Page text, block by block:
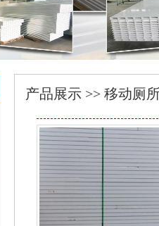
产品展示 >> 移动厕